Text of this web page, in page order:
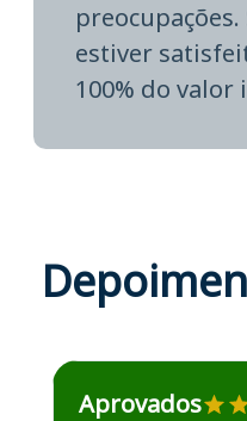
preocupações.
estiver
100% do valor
Estudante José
Aprovados